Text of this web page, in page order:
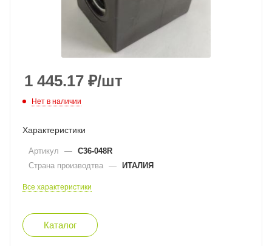
1 445.17 ₽/шт
Нет в наличии
Характеристики
Артикул — C36-048R
Страна производтва — ИТАЛИЯ
Все характеристики
Каталог